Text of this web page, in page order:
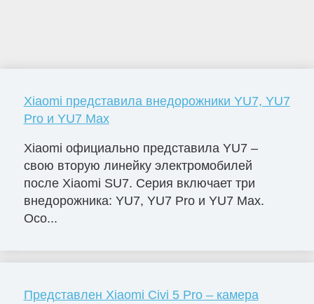
Xiaomi представила внедорожники YU7, YU7
Pro и YU7 Max
Xiaomi официально представила YU7 –
свою вторую линейку электромобилей
после Xiaomi SU7. Серия включает три
внедорожника: YU7, YU7 Pro и YU7 Max.
Осо...
Представлен Xiaomi Civi 5 Pro – камера